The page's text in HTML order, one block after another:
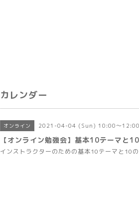
カレンダー
オンライン 2021-04-04 (Sun) 10:00～12:00
【オンライン勉強会】基本10テーマと
インストラクターのための基本10テーマと10